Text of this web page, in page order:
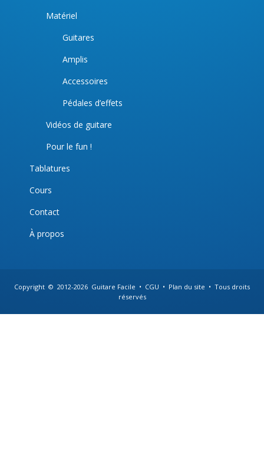
Matériel
Guitares
Amplis
Accessoires
Pédales d’effets
Vidéos de guitare
Pour le fun !
Tablatures
Cours
Contact
À propos
Copyright © 2012-2026 Guitare Facile • CGU • Plan du site • Tous droits
réservés